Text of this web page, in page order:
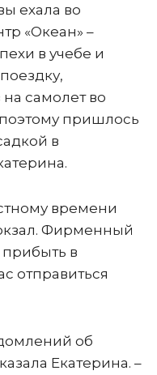
ехала во
«Океан» –
в учебе и
самолет во
пришлось
в
времени
Фирменный
в
отправиться
об
Екатерина. –